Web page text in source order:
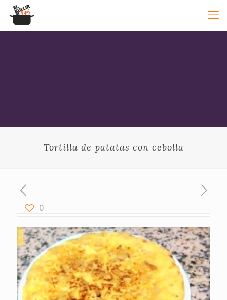
Tortilla de patatas con cebolla
0